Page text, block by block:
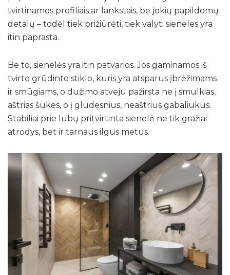
tvirtinamos profiliais ar lankstais, be jokių papildomų
detalų – todėl tiek prižiūrėti, tiek valyti sieneles yra
itin paprasta.
Be to, sienelės yra itin patvarios. Jos gaminamos iš
tvirto grūdinto stiklo, kuris yra atsparus įbrėžimams
ir smūgiams, o dužimo atveju pažirsta ne į smulkias,
aštrias šukes, o į gludesnius, neaštrius gabaliukus.
Stabiliai prie lubų pritvirtinta sienelė ne tik gražiai
atrodys, bet ir tarnaus ilgus metus.